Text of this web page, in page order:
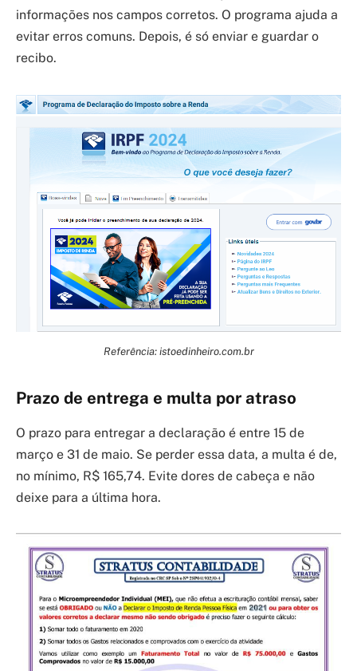
informações nos campos corretos. O programa ajuda a
evitar erros comuns. Depois, é só enviar e guardar o
recibo.
Referência: istoedinheiro.com.br
Prazo de entrega e multa por atraso
O prazo para entregar a declaração é entre 15 de
março e 31 de maio. Se perder essa data, a multa é de,
no mínimo, R$ 165,74. Evite dores de cabeça e não
deixe para a última hora.